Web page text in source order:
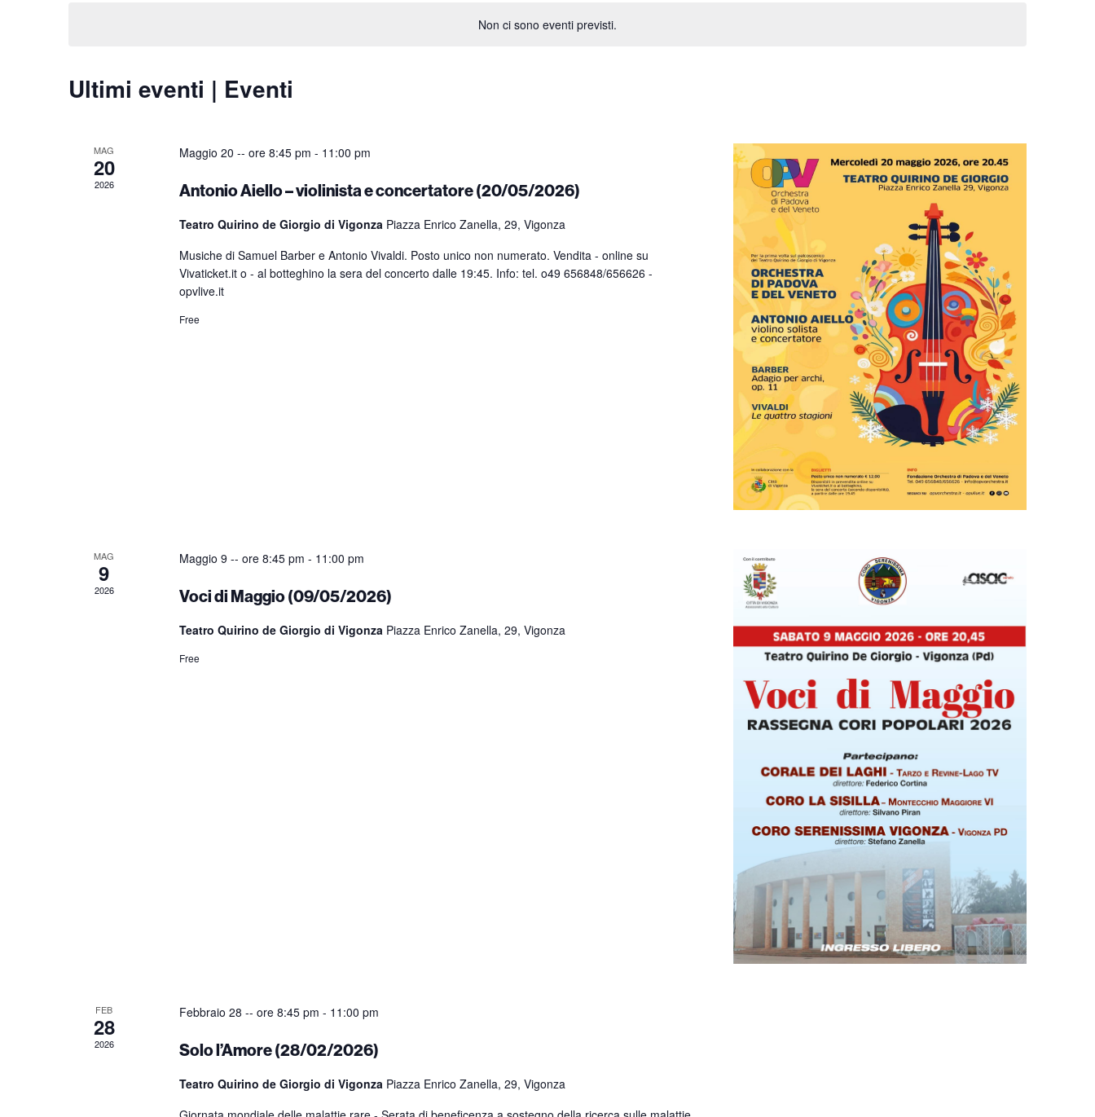
Non ci sono eventi previsti.
Ultimi eventi | Eventi
MAG
20
2026
Maggio 20 -- ore 8:45 pm - 11:00 pm
Antonio Aiello – violinista e concertatore (20/05/2026)
Teatro Quirino de Giorgio di Vigonza Piazza Enrico Zanella, 29, Vigonza
Musiche di Samuel Barber e Antonio Vivaldi. Posto unico non numerato. Vendita - online su
Vivaticket.it o - al botteghino la sera del concerto dalle 19:45. Info: tel. o49 656848/656626 -
opvlive.it
Free
MAG
9
2026
Maggio 9 -- ore 8:45 pm - 11:00 pm
Voci di Maggio (09/05/2026)
Teatro Quirino de Giorgio di Vigonza Piazza Enrico Zanella, 29, Vigonza
Free
FEB
28
2026
Febbraio 28 -- ore 8:45 pm - 11:00 pm
Solo l’Amore (28/02/2026)
Teatro Quirino de Giorgio di Vigonza Piazza Enrico Zanella, 29, Vigonza